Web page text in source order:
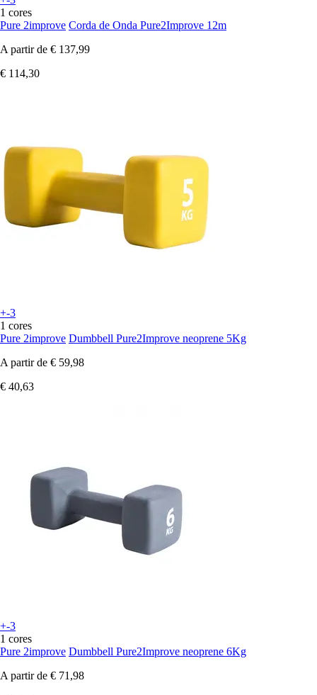
1 cores
Pure 2improve Corda de Onda Pure2Improve 12m
A partir de € 137,99
€ 114,30
+-3
1 cores
Pure 2improve Dumbbell Pure2Improve neoprene 5Kg
A partir de € 59,98
€ 40,63
+-3
1 cores
Pure 2improve Dumbbell Pure2Improve neoprene 6Kg
A partir de € 71,98